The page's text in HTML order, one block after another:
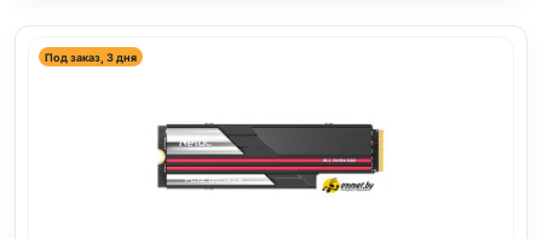
Под заказ, 3 дня